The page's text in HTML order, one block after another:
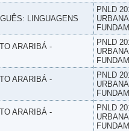
LINGUAGENS
PNLD
ARARIBÁ -
PNLD
ARARIBÁ -
PNLD
ARARIBÁ -
PNLD